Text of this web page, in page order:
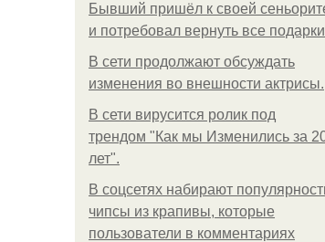
Бывший пришёл к своей
и потребовал вернуть все
В сети продолжают обсуждать
изменения во внешности актрисы.
В сети вирусится ролик под
трендом "Как мы Изменились за
лет".
В соцсетях набирают
чипсы из крапивы, которые
пользователи в комментариях